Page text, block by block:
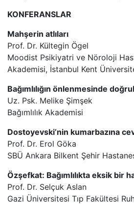
KONFERANSLAR
Mahşerin atlıları
Prof. Dr. Kültegin Ögel
Moodist Psikiyatri ve Nöroloji
Akademisi, İstanbul Kent
Bağımlılığın önlenmesinde
Uz. Psk. Melike Şimşek
Bağımlılık Akademisi
Dostoyevski’nin kumarbazına
Prof. Dr. Erol Göka
SBÜ Ankara Bilkent Şehir
Özşefkat: Bağımlılıkta eksik bir
Prof. Dr. Selçuk Aslan
Gazi Üniversitesi Tıp Fakültesi